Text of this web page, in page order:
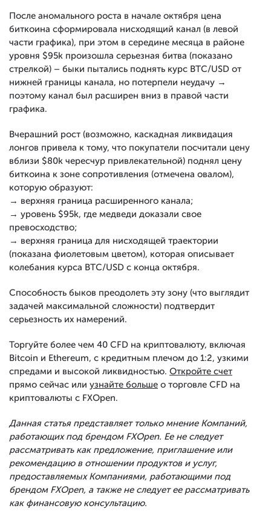
После аномального роста в начале октября цена
биткоина сформировала нисходящий канал (в левой
части графика), при этом в середине месяца в районе
уровня $95k произошла серьезная битва (показано
стрелкой) – быки пытались поднять курс BTC/USD от
нижней границы канала, но потерпели неудачу →
поэтому канал был расширен вниз в правой части
графика.
Вчерашний рост (возможно, каскадная ликвидация
лонгов привела к тому, что покупатели посчитали цену
вблизи $80k чересчур привлекательной) поднял цену
биткоина к зоне сопротивления (отмечена овалом),
которую образуют:
→ верхняя граница расширенного канала;
→ уровень $95k, где медведи доказали свое
превосходство;
→ верхняя граница для нисходящей траектории
(показана фиолетовым цветом), которая описывает
колебания курса BTC/USD с конца октября.
Способность быков преодолеть эту зону (что выглядит
задачей максимальной сложности) подтвердит
серьезность их намерений.
Торгуйте более чем 40 CFD на криптовалюту, включая
Bitcoin и Ethereum, с кредитным плечом до 1:2, узкими
спредами и высокой ликвидностью. Откройте счет
прямо сейчас или узнайте больше о торговле CFD на
криптовалюты с FXOpen.
Данная статья представляет только мнение Компаний,
работающих под брендом FXOpen. Ее не следует
рассматривать как предложение, приглашение или
рекомендацию в отношении продуктов и услуг,
предоставляемых Компаниями, работающими под
брендом FXOpen, а также не следует ее рассматривать
как финансовую консультацию.